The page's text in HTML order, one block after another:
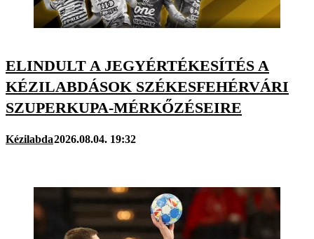
ELINDULT A JEGYÉRTÉKESÍTÉS A
KÉZILABDÁSOK SZÉKESFEHÉRVÁRI
SZUPERKUPA-MÉRKŐZÉSEIRE
Kézilabda2026.08.04. 19:32